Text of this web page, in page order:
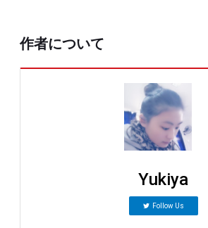
作者について
Yukiya
Follow Us